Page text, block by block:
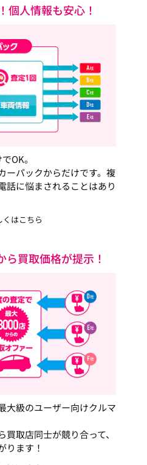
個人情報も安心！
OK。
ーパックからだけです。複
話に悩まされることはあり
くはこちら
ら買取価格が提示！
大級のユーザー向けクルマ
取店同士が競り合って、
ります！